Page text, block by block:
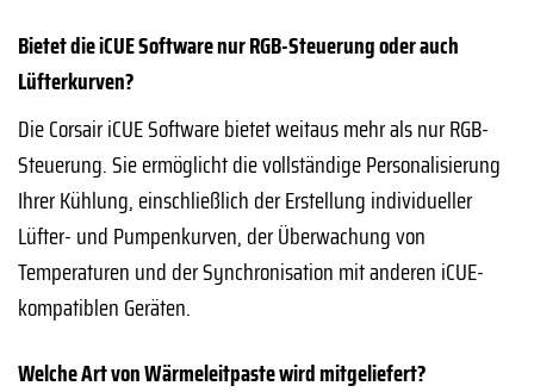
Bietet die iCUE Software nur RGB-Steuerung oder auch
Lüfterkurven?
Die Corsair iCUE Software bietet weitaus mehr als nur RGB-
Steuerung. Sie ermöglicht die vollständige Personalisierung
Ihrer Kühlung, einschließlich der Erstellung individueller
Lüfter- und Pumpenkurven, der Überwachung von
Temperaturen und der Synchronisation mit anderen iCUE-
kompatiblen Geräten.
Welche Art von Wärmeleitpaste wird mitgeliefert?